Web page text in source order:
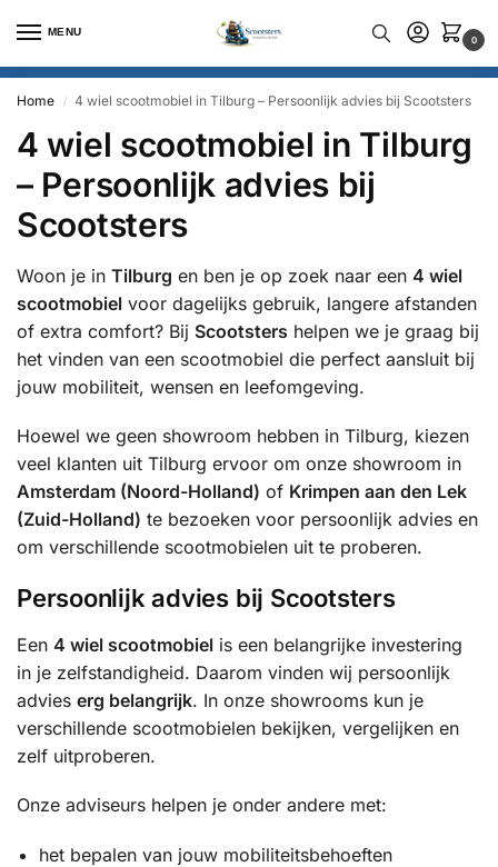
MENU
0
Home / 4 wiel scootmobiel in Tilburg – Persoonlijk advies bij Scootsters
4 wiel scootmobiel in Tilburg
– Persoonlijk advies bij
Scootsters
Woon je in Tilburg en ben je op zoek naar een 4 wiel
scootmobiel voor dagelijks gebruik, langere afstanden
of extra comfort? Bij Scootsters helpen we je graag bij
het vinden van een scootmobiel die perfect aansluit bij
jouw mobiliteit, wensen en leefomgeving.
Hoewel we geen showroom hebben in Tilburg, kiezen
veel klanten uit Tilburg ervoor om onze showroom in
Amsterdam (Noord-Holland) of Krimpen aan den Lek
(Zuid-Holland) te bezoeken voor persoonlijk advies en
om verschillende scootmobielen uit te proberen.
Persoonlijk advies bij Scootsters
Een 4 wiel scootmobiel is een belangrijke investering
in je zelfstandigheid. Daarom vinden wij persoonlijk
advies erg belangrijk. In onze showrooms kun je
verschillende scootmobielen bekijken, vergelijken en
zelf uitproberen.
Onze adviseurs helpen je onder andere met:
het bepalen van jouw mobiliteitsbehoeften